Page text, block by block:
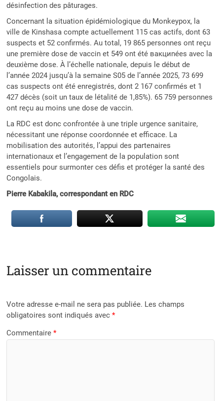
désinfection des pâturages.
Concernant la situation épidémiologique du Monkeypox, la
ville de Kinshasa compte actuellement 115 cas actifs, dont 63
suspects et 52 confirmés. Au total, 19 865 personnes ont reçu
une première dose de vaccin et 549 ont été вакциnées avec la
deuxième dose. À l’échelle nationale, depuis le début de
l’année 2024 jusqu’à la semaine S05 de l’année 2025, 73 699
cas suspects ont été enregistrés, dont 2 167 confirmés et 1
427 décès (soit un taux de létalité de 1,85%). 65 759 personnes
ont reçu au moins une dose de vaccin.
La RDC est donc confrontée à une triple urgence sanitaire,
nécessitant une réponse coordonnée et efficace. La
mobilisation des autorités, l’appui des partenaires
internationaux et l’engagement de la population sont
essentiels pour surmonter ces défis et protéger la santé des
Congolais.
Pierre Kabakila, correspondant en RDC
Laisser un commentaire
Votre adresse e-mail ne sera pas publiée. Les champs
obligatoires sont indiqués avec*
Commentaire*